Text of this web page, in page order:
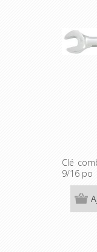
Clé
9/16 po